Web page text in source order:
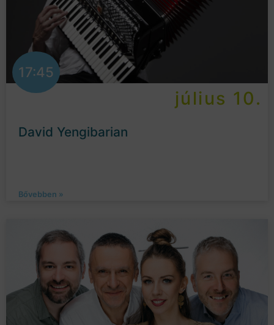
17:45
július 10.
David Yengibarian
Bővebben »